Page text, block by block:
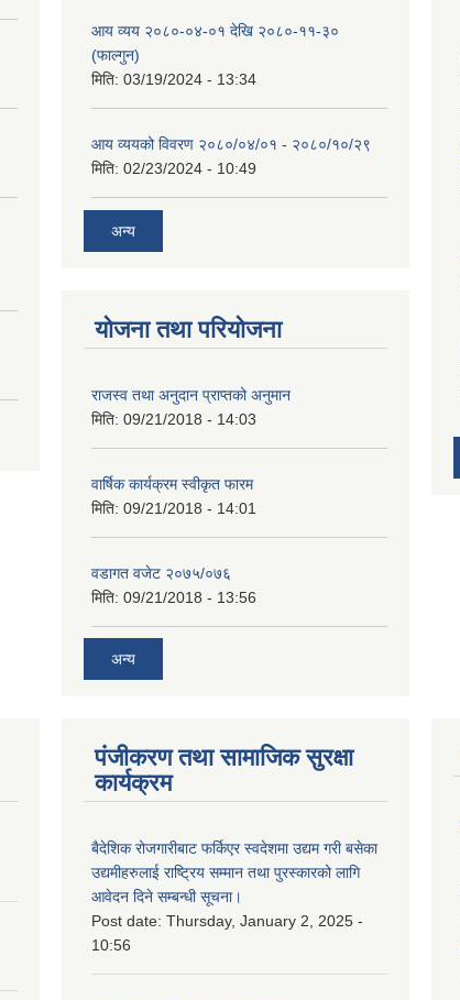
आय व्यय २०८०-०४-०१ देखि २०८०-११-३०
(फाल्गुन)
मिति: 03/19/2024 - 13:34
आय व्ययको विवरण २०८०/०४/०१ - २०८०/१०/२९
मिति: 02/23/2024 - 10:49
अन्य
योजना तथा परियोजना
राजस्व तथा अनुदान प्राप्तको अनुमान
मिति: 09/21/2018 - 14:03
वार्षिक कार्यक्रम स्वीकृत फारम
मिति: 09/21/2018 - 14:01
वडागत वजेट २०७५/०७६
मिति: 09/21/2018 - 13:56
अन्य
पंजीकरण तथा सामाजिक सुरक्षा
कार्यक्रम
बैदेशिक रोजगारीबाट फर्किएर स्वदेशमा उद्यम गरी बसेका
उद्यमीहरुलाई राष्‍ट्रिय सम्मान तथा पुरस्कारको लागि
आवेदन दिने सम्बन्धी सूचना।
Post date: Thursday, January 2, 2025 -
10:56